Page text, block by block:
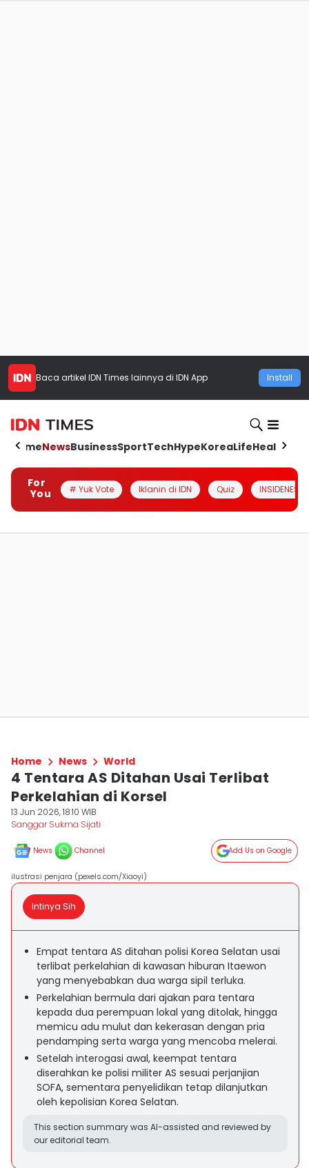
Baca artikel IDN Times lainnya di IDN App Install
HomeNewsBusinessSportTechHypeKoreaLifeHealth
For
You
# Yuk Vote Iklanin di IDN Quiz INSIDENESIA
Home News World
4 Tentara AS Ditahan Usai Terlibat
Perkelahian di Korsel
13 Jun 2026, 18:10 WIB
Sanggar Sukma Sijati
News Channel Add Us on Google
ilustrasi penjara (pexels.com/Xiaoyi)
Intinya Sih
Empat tentara AS ditahan polisi Korea Selatan usai
terlibat perkelahian di kawasan hiburan Itaewon
yang menyebabkan dua warga sipil terluka.
Perkelahian bermula dari ajakan para tentara
kepada dua perempuan lokal yang ditolak, hingga
memicu adu mulut dan kekerasan dengan pria
pendamping serta warga yang mencoba melerai.
Setelah interogasi awal, keempat tentara
diserahkan ke polisi militer AS sesuai perjanjian
SOFA, sementara penyelidikan tetap dilanjutkan
oleh kepolisian Korea Selatan.
This section summary was AI-assisted and reviewed by
our editorial team.